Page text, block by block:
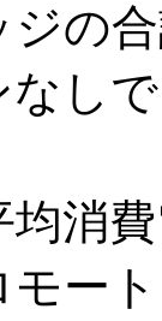
の
し
消
ー